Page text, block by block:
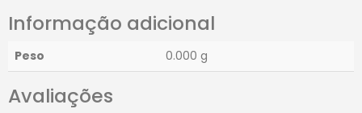
Informação adicional
Peso 0.000 g
Avaliações